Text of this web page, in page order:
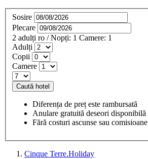
Sosire
Plecare
2 adulți ro / Nopți: 1 Camere: 1
Adulți
Copii
Camere
Caută hotel
Diferența de preț este rambursată
Anulare gratuită deseori disponibilă
Fără costuri ascunse sau comisioane
Cinque Terre.Holiday